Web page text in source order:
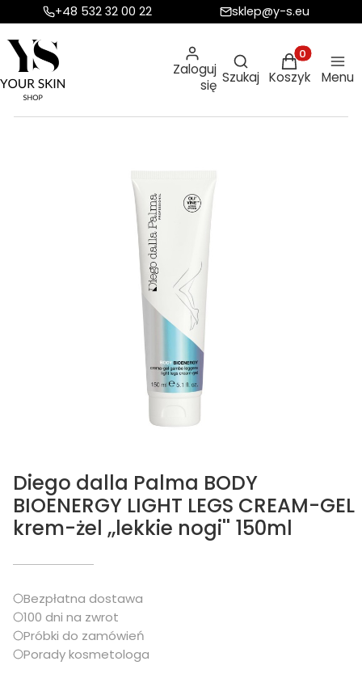
+48 532 32 00 22 sklep@y-s.eu
Zaloguj
się
Otwórz
Szukaj
Produkty w
Koszyk Menu
Diego dalla Palma BODY
BIOENERGY LIGHT LEGS CREAM-GEL
krem-żel ,,lekkie nogi'' 150ml
Bezpłatna dostawa
100 dni na zwrot
Próbki do zamówień
Porady kosmetologa